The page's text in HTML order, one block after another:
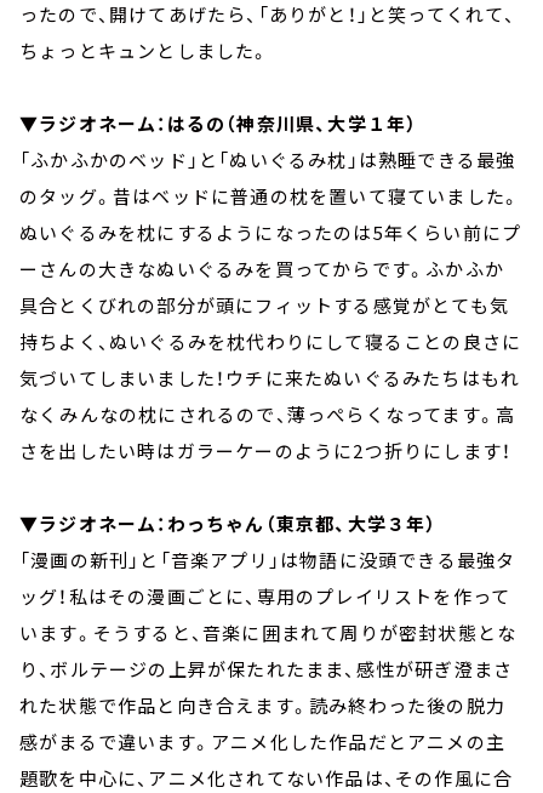
ったので、開けてあげたら、「ありがと！」と笑ってくれて、
ちょっとキュンとしました。
▼ラジオネーム：はるの（神奈川県、大学１年）
「ふかふかのベッド」と「ぬいぐるみ枕」は熟睡できる最強
のタッグ。昔はベッドに普通の枕を置いて寝ていました。
ぬいぐるみを枕にするようになったのは5年くらい前にプ
ーさんの大きなぬいぐるみを買ってからです。ふかふか
具合とくびれの部分が頭にフィットする感覚がとても気
持ちよく、ぬいぐるみを枕代わりにして寝ることの良さに
気づいてしまいました！ウチに来たぬいぐるみたちはもれ
なくみんなの枕にされるので、薄っぺらくなってます。高
さを出したい時はガラーケーのように2つ折りにします！
▼ラジオネーム：わっちゃん（東京都、大学３年）
「漫画の新刊」と「音楽アプリ」は物語に没頭できる最強タ
ッグ！私はその漫画ごとに、専用のプレイリストを作って
います。そうすると、音楽に囲まれて周りが密封状態とな
り、ボルテージの上昇が保たれたまま、感性が研ぎ澄まさ
れた状態で作品と向き合えます。読み終わった後の脱力
感がまるで違います。アニメ化した作品だとアニメの主
題歌を中心に、アニメ化されてない作品は、その作風に合